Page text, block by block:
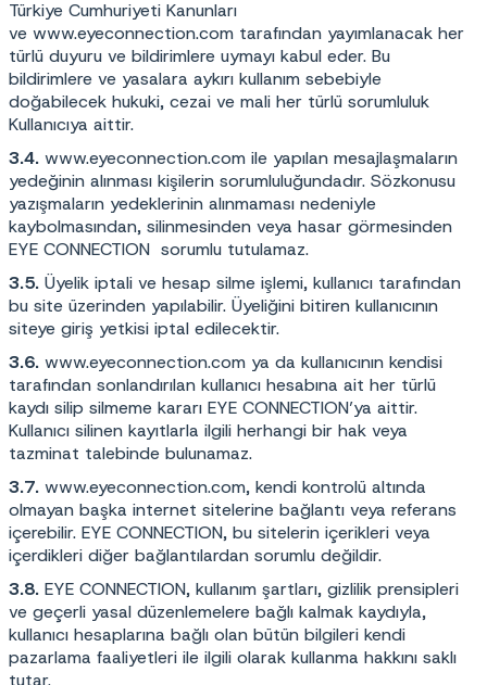
Türkiye Cumhuriyeti Kanunları
ve www.eyeconnection.com tarafından yayımlanacak her
türlü duyuru ve bildirimlere uymayı kabul eder. Bu
bildirimlere ve yasalara aykırı kullanım sebebiyle
doğabilecek hukuki, cezai ve mali her türlü sorumluluk
Kullanıcıya aittir.
3.4. www.eyeconnection.com ile yapılan mesajlaşmaların
yedeğinin alınması kişilerin sorumluluğundadır. Sözkonusu
yazışmaların yedeklerinin alınmaması nedeniyle
kaybolmasından, silinmesinden veya hasar görmesinden
EYE CONNECTION sorumlu tutulamaz.
3.5. Üyelik iptali ve hesap silme işlemi, kullanıcı tarafından
bu site üzerinden yapılabilir. Üyeliğini bitiren kullanıcının
siteye giriş yetkisi iptal edilecektir.
3.6. www.eyeconnection.com ya da kullanıcının kendisi
tarafından sonlandırılan kullanıcı hesabına ait her türlü
kaydı silip silmeme kararı EYE CONNECTION’ya aittir.
Kullanıcı silinen kayıtlarla ilgili herhangi bir hak veya
tazminat talebinde bulunamaz.
3.7. www.eyeconnection.com, kendi kontrolü altında
olmayan başka internet sitelerine bağlantı veya referans
içerebilir. EYE CONNECTION, bu sitelerin içerikleri veya
içerdikleri diğer bağlantılardan sorumlu değildir.
3.8. EYE CONNECTION, kullanım şartları, gizlilik prensipleri
ve geçerli yasal düzenlemelere bağlı kalmak kaydıyla,
kullanıcı hesaplarına bağlı olan bütün bilgileri kendi
pazarlama faaliyetleri ile ilgili olarak kullanma hakkını saklı
tutar.